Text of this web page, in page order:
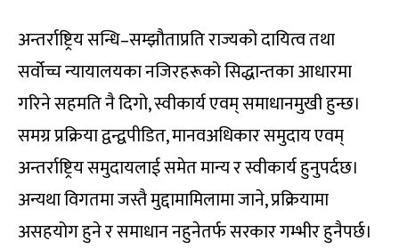
अन्तर्राष्ट्रिय सन्धि–सम्झौताप्रति राज्यको दायित्व तथा
सर्वोच्च न्यायालयका नजिरहरूको सिद्धान्तका आधारमा
गरिने सहमति नै दिगो, स्वीकार्य एवम् समाधानमुखी हुन्छ।
समग्र प्रक्रिया द्वन्द्वपीडित, मानवअधिकार समुदाय एवम्
अन्तर्राष्ट्रिय समुदायलाई समेत मान्य र स्वीकार्य हुनुपर्दछ।
अन्यथा विगतमा जस्तै मुद्दामामिलामा जाने, प्रक्रियामा
असहयोग हुने र समाधान नहुनेतर्फ सरकार गम्भीर हुनैपर्छ।